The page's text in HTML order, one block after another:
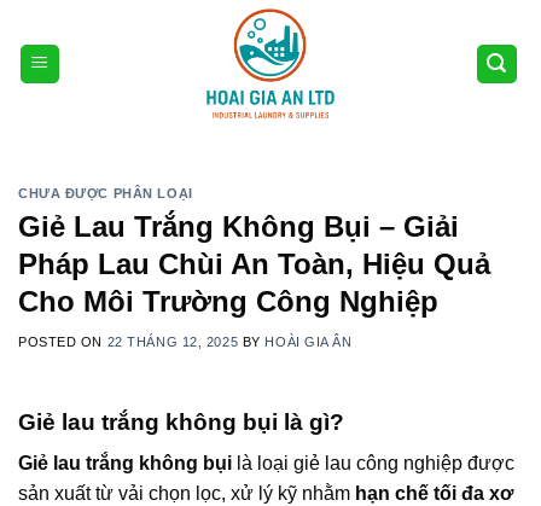
content
CHƯA ĐƯỢC PHÂN LOẠI
Giẻ Lau Trắng Không Bụi – Giải
Pháp Lau Chùi An Toàn, Hiệu Quả
Cho Môi Trường Công Nghiệp
POSTED ON 22 THÁNG 12, 2025 BY HOÀI GIA ÂN
Giẻ lau trắng không bụi là gì?
Giẻ lau trắng không bụi là loại giẻ lau công nghiệp được
sản xuất từ vải chọn lọc, xử lý kỹ nhằm hạn chế tối đa xơ